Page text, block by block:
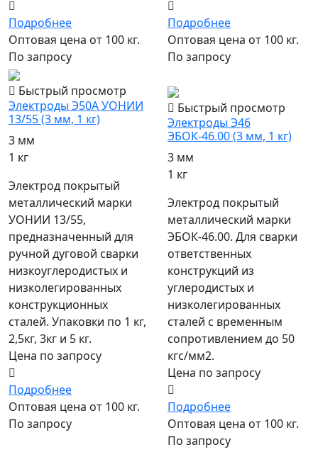
Подробнее
Оптовая цена от 100 кг.
По запросу
Подробнее
Оптовая цена от 100 кг.
По запросу
Быстрый просмотр
Электроды Э50А УОНИИ
13/55 (3 мм, 1 кг)
3 мм
1 кг
Электрод покрытый
металлический марки
УОНИИ 13/55,
предназначенный для
ручной дуговой сварки
низкоуглеродистых и
низколегированных
конструкционных
сталей. Упаковки по 1 кг,
2,5кг, 3кг и 5 кг.
Цена по запросу
Подробнее
Оптовая цена от 100 кг.
По запросу
Быстрый просмотр
Электроды Э46
ЭБОК-46.00 (3 мм, 1 кг)
3 мм
1 кг
Электрод покрытый
металлический марки
ЭБОК-46.00. Для сварки
ответственных
конструкций из
углеродистых и
низколегированных
сталей с временным
сопротивлением до 50
кгс/мм2.
Цена по запросу
Подробнее
Оптовая цена от 100 кг.
По запросу